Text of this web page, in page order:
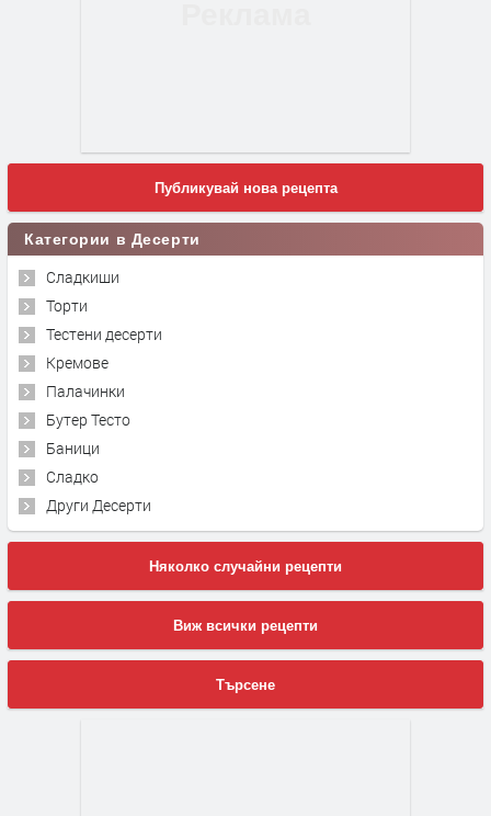
Публикувай нова рецепта
Категории в Десерти
Сладкиши
Торти
Тестени десерти
Кремове
Палачинки
Бутер Тесто
Баници
Сладко
Други Десерти
Няколко случайни рецепти
Виж всички рецепти
Търсене